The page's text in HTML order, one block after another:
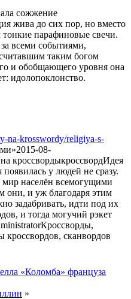
сожжение
жива до сих пор, но вместо
парафиновые свечи.
всеми событиями,
таким богом
и обобщающего уровня она
идолопоклонство.
na-krosswordy/religiya-s-
2015-08-
кроссвордыкроссвордИдея
у людей не сразу.
мир населён всемогущими
они, и уж благодаря этим
задабривать, идти под их
и тогда могучий рэкет
Кроссворды,
«Коломба» француза
»